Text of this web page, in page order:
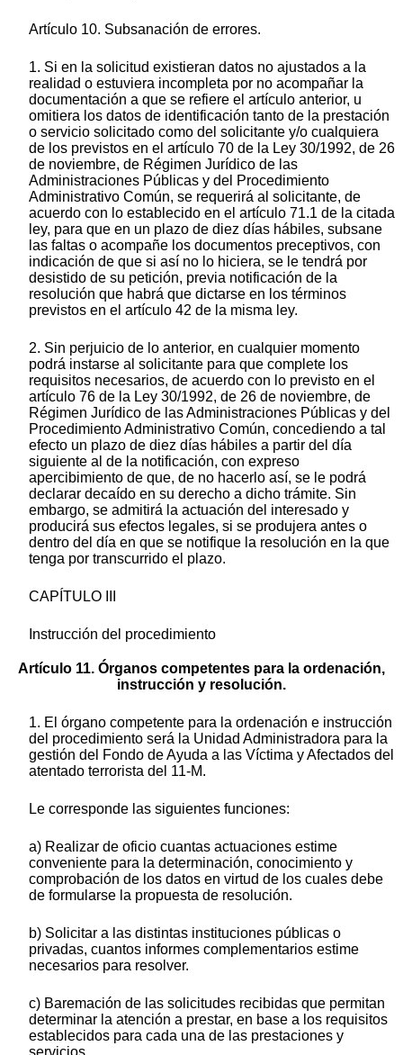
Artículo 10. Subsanación de errores.
1. Si en la solicitud existieran datos no ajustados a la
realidad o estuviera incompleta por no acompañar la
documentación a que se refiere el artículo anterior, u
omitiera los datos de identificación tanto de la prestación
o servicio solicitado como del solicitante y/o cualquiera
de los previstos en el artículo 70 de la Ley 30/1992, de 26
de noviembre, de Régimen Jurídico de las
Administraciones Públicas y del Procedimiento
Administrativo Común, se requerirá al solicitante, de
acuerdo con lo establecido en el artículo 71.1 de la citada
ley, para que en un plazo de diez días hábiles, subsane
las faltas o acompañe los documentos preceptivos, con
indicación de que si así no lo hiciera, se le tendrá por
desistido de su petición, previa notificación de la
resolución que habrá que dictarse en los términos
previstos en el artículo 42 de la misma ley.
2. Sin perjuicio de lo anterior, en cualquier momento
podrá instarse al solicitante para que complete los
requisitos necesarios, de acuerdo con lo previsto en el
artículo 76 de la Ley 30/1992, de 26 de noviembre, de
Régimen Jurídico de las Administraciones Públicas y del
Procedimiento Administrativo Común, concediendo a tal
efecto un plazo de diez días hábiles a partir del día
siguiente al de la notificación, con expreso
apercibimiento de que, de no hacerlo así, se le podrá
declarar decaído en su derecho a dicho trámite. Sin
embargo, se admitirá la actuación del interesado y
producirá sus efectos legales, si se produjera antes o
dentro del día en que se notifique la resolución en la que
tenga por transcurrido el plazo.
CAPÍTULO III
Instrucción del procedimiento
Artículo 11. Órganos competentes para la ordenación,
instrucción y resolución.
1. El órgano competente para la ordenación e instrucción
del procedimiento será la Unidad Administradora para la
gestión del Fondo de Ayuda a las Víctima y Afectados del
atentado terrorista del 11-M.
Le corresponde las siguientes funciones:
a) Realizar de oficio cuantas actuaciones estime
conveniente para la determinación, conocimiento y
comprobación de los datos en virtud de los cuales debe
de formularse la propuesta de resolución.
b) Solicitar a las distintas instituciones públicas o
privadas, cuantos informes complementarios estime
necesarios para resolver.
c) Baremación de las solicitudes recibidas que permitan
determinar la atención a prestar, en base a los requisitos
establecidos para cada una de las prestaciones y
servicios.